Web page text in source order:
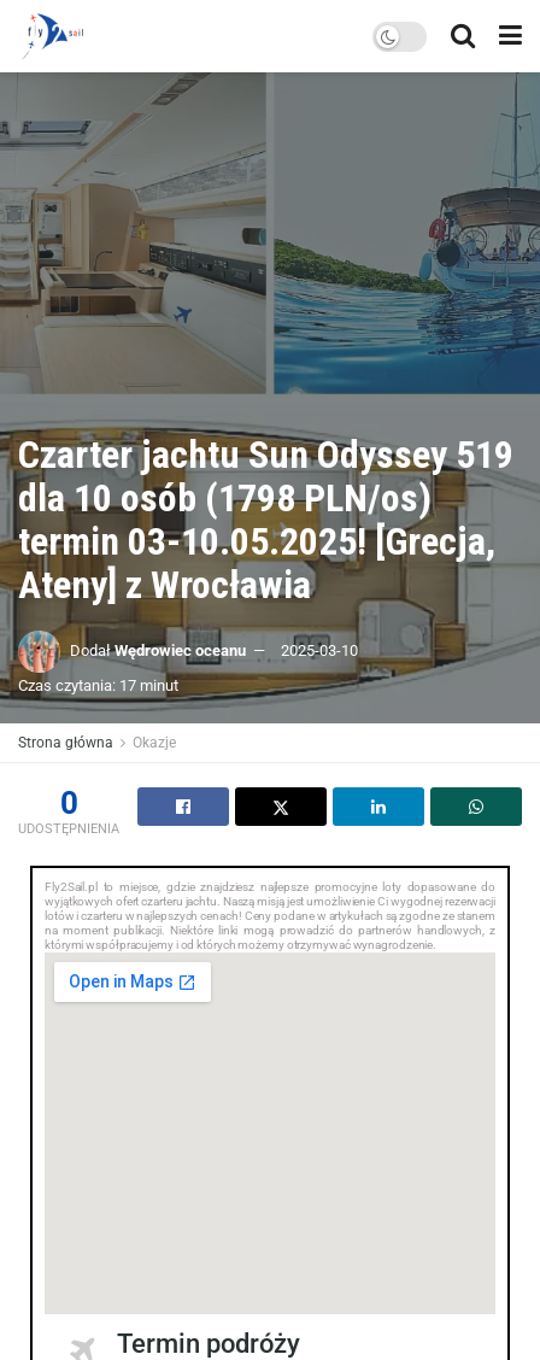
Czarter jachtu Sun Odyssey 519
dla 10 osób (1798 PLN/os)
termin 03-10.05.2025! [Grecja,
Ateny] z Wrocławia
Dodał Wędrowiec oceanu
2025-03-10
Czas czytania: 17 minut
Strona główna Okazje
0
UDOSTĘPNIENIA
Fly2Sail.pl to miejsce, gdzie znajdziesz najlepsze promocyjne loty dopasowane do
wyjątkowych ofert czarteru jachtu. Naszą misją jest umożliwienie Ci wygodnej rezerwacji
lotów i czarteru w najlepszych cenach! Ceny podane w artykułach są zgodne ze stanem
na moment publikacji. Niektóre linki mogą prowadzić do partnerów handlowych, z
którymi współpracujemy i od których możemy otrzymywać wynagrodzenie.
Termin podróży